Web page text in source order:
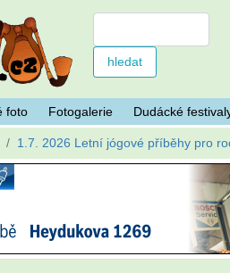
foto Fotogalerie Dudácké
1.7. 2026 Letní jógové příběhy pro